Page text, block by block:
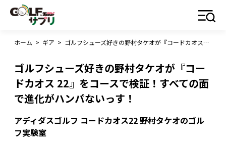
ホーム > ギア > ゴルフシューズ好きの野村タケオが『コードカオス 22』をコースで検証！すべての面で進化がハンパないっす！
ゴルフシューズ好きの野村タケオが『コー
ドカオス 22』をコースで検証！すべての面
で進化がハンパないっす！
アディダスゴルフ コードカオス22 野村タケオのゴル
フ実験室